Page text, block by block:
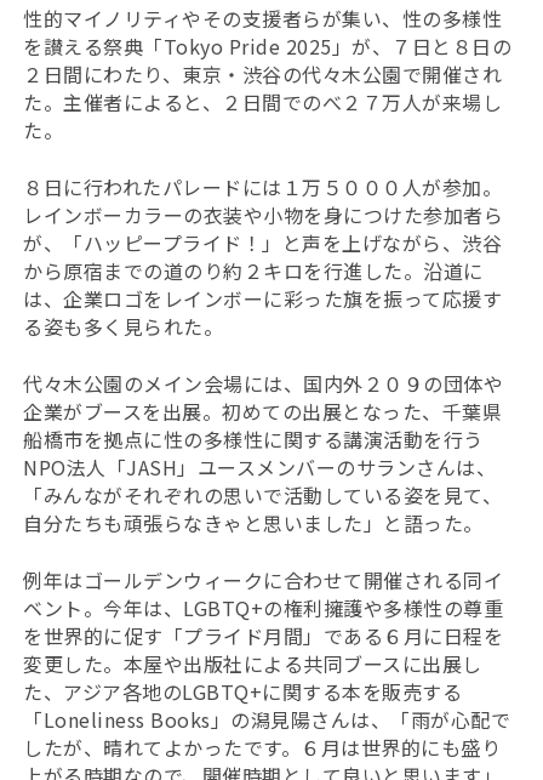
性的マイノリティやその支援者らが集い、性の多様性
を讃える祭典「Tokyo Pride 2025」が、７日と８日の
２日間にわたり、東京・渋谷の代々木公園で開催され
た。主催者によると、２日間でのべ２７万人が来場し
た。
８日に行われたパレードには１万５０００人が参加。
レインボーカラーの衣装や小物を身につけた参加者ら
が、「ハッピープライド！」と声を上げながら、渋谷
から原宿までの道のり約２キロを行進した。沿道に
は、企業ロゴをレインボーに彩った旗を振って応援す
る姿も多く見られた。
代々木公園のメイン会場には、国内外２０９の団体や
企業がブースを出展。初めての出展となった、千葉県
船橋市を拠点に性の多様性に関する講演活動を行う
NPO法人「JASH」ユースメンバーのサランさんは、
「みんながそれぞれの思いで活動している姿を見て、
自分たちも頑張らなきゃと思いました」と語った。
例年はゴールデンウィークに合わせて開催される同イ
ベント。今年は、LGBTQ+の権利擁護や多様性の尊重
を世界的に促す「プライド月間」である６月に日程を
変更した。本屋や出版社による共同ブースに出展し
た、アジア各地のLGBTQ+に関する本を販売する
「Loneliness Books」の潟見陽さんは、「雨が心配で
したが、晴れてよかったです。６月は世界的にも盛り